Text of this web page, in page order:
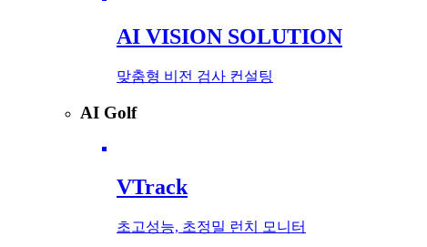
AI VISION SOLUTION
맞춤형 비전 검사 컨설팅
AI Golf
VTrack
초고성능, 초정밀 런치 모니터